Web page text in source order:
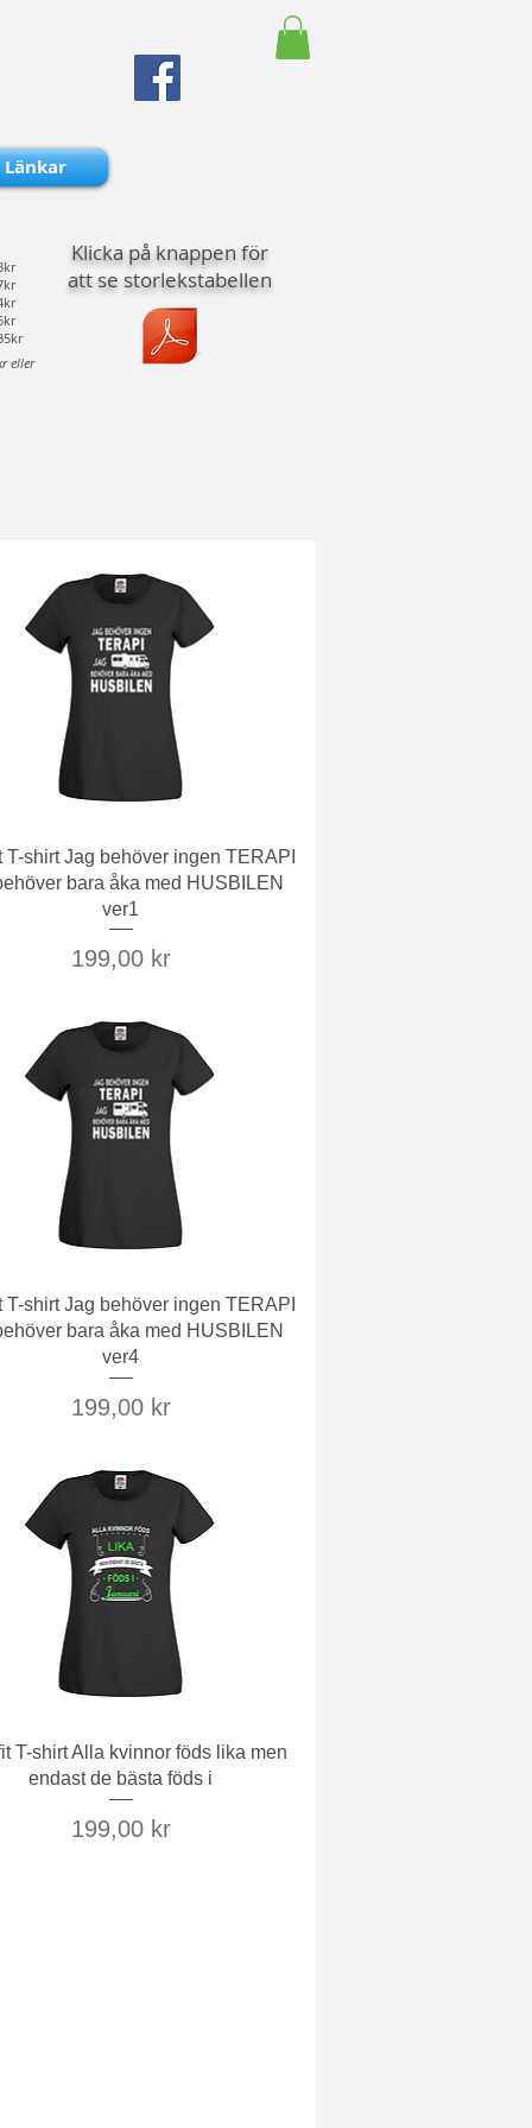
Länkar
eller
Klicka på knappen för
att se storlekstabellen
Snabbvisning
T-shirt Jag behöver ingen TERAPI
bara åka med HUSBILEN
ver1
Pris
199,00 kr
Snabbvisning
T-shirt Jag behöver ingen TERAPI
bara åka med HUSBILEN
ver4
Pris
199,00 kr
Snabbvisning
T-shirt Alla kvinnor föds lika men
endast de bästa föds i
Pris
199,00 kr